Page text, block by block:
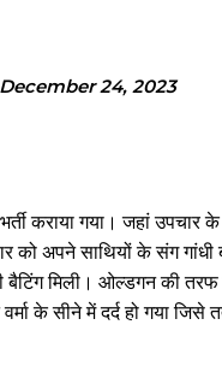
December 24, 2023
कराया गया। जहां उपचार के
को अपने साथियों के संग
मिली। ओल्डगन की
के सीने में दर्द हो गया जिसे